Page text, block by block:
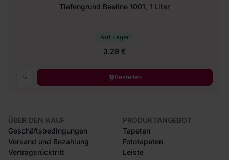
Tiefengrund Beeline 1001, 1 Liter
Auf Lager
3.29 €
Bestellen
ÜBER DEN KAUF
Geschäftsbedingungen
Versand und Bezahlung
Vertragsrücktritt
PRODUKTANGEBOT
Tapeten
Fototapeten
Leiste